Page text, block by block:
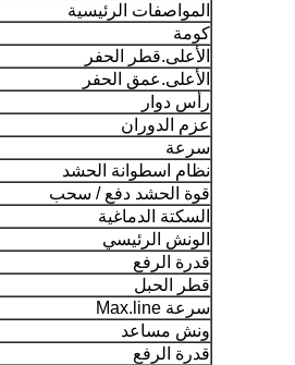
المواصفات الرئيسية
كومة
الأعلى.قطر الحفر
الأعلى.عمق الحفر
رأس دوار
عزم الدوران
سرعة
نظام اسطوانة الحشد
قوة الحشد دفع / سحب
السكتة الدماغية
الونش الرئيسي
قدرة الرفع
قطر الحبل
سرعة Max.line
ونش مساعد
قدرة الرفع